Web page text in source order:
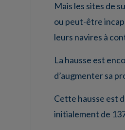
Mais les sites de
ou peut-être
leurs navires à
La hausse est
d’augmenter sa
Cette hausse est
initialement de